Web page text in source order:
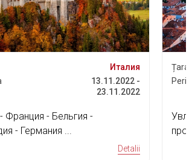
Италия
13.11.2022 -
23.11.2022
Франция - Бельгия -
- Германия ...
Detalii
Țara